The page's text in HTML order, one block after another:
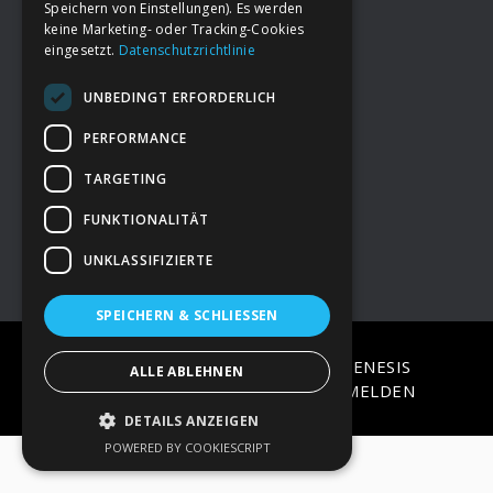
FooterDeine Spende
→ Impressum
→Kontakt zum PAO Team
COPYRIGHT © 2026 · ON
GENESIS
FRAMEWORK·WORDPRESS·ANMELDEN
Speichern von Einstellungen). Es werden
keine Marketing- oder Tracking-Cookies
eingesetzt. Datenschutzrichtlinie
UNBEDINGT ERFORDERLICH
PERFORMANCE
TARGETING
FUNKTIONALITÄT
UNKLASSIFIZIERTE
SPEICHERN & SCHLIESSEN
ALLE ABLEHNEN
DETAILS ANZEIGEN
POWERED BY COOKIESCRIPT